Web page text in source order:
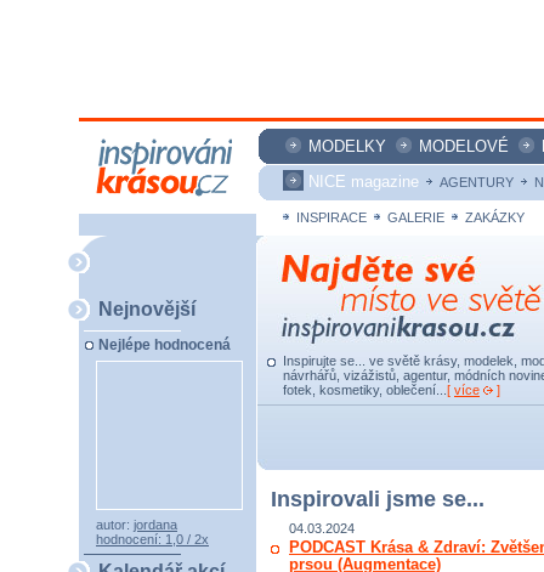
MODELKY MODELOVÉ
NICE magazine
AGENTURY
INSPIRACE GALERIE ZAKÁZKY
Nejnovější
Nejlépe hodnocená
autor: jordana
hodnocení: 1,0 / 2x
Inspirujte se... ve světě krásy, modelek,
návrhářů, vizážistů, agentur, módních
fotek, kosmetiky, oblečení... [ více ]
Inspirovali jsme se...
04.03.2024
PODCAST Krása & Zdraví:
prsou (Augmentace)